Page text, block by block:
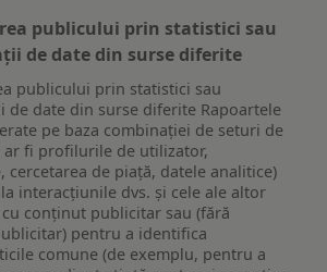
publicului prin statistici sau
de date din surse diferite
publicului prin statistici sau
de date din surse diferite Rapoartele
pe baza combinației de seturi de
ar fi profilurile de utilizator,
cercetarea de piață, datele analitice)
interacțiunile dvs. și cele ale altor
conținut publicitar sau (fără
pentru a identifica
comune (de exemplu, pentru a